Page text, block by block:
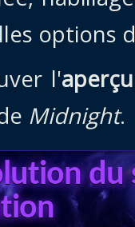
options
l'
Midnight.
du